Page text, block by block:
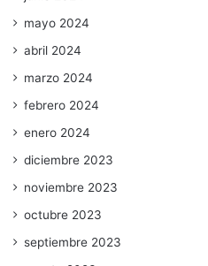
mayo 2024
abril 2024
marzo 2024
febrero 2024
enero 2024
diciembre 2023
noviembre 2023
octubre 2023
septiembre 2023